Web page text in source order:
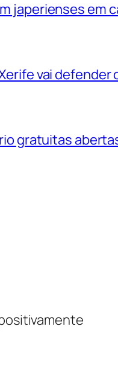
japerienses em
vai defender
gratuitas